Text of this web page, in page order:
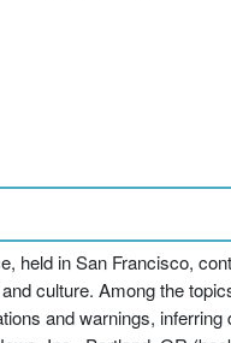
in San Francisco,
culture. Among the
and warnings,